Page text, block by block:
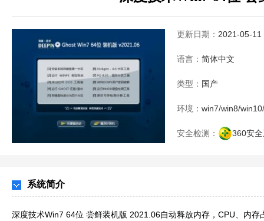
更新日期： 2021-05-11
语言： 简体中文
类型： 国产
环境： win7/win8/
安全检测： 360安
系统简介
深度技术Win7 64位 尝鲜装机版 2021.06自动释放内存，CPU、内